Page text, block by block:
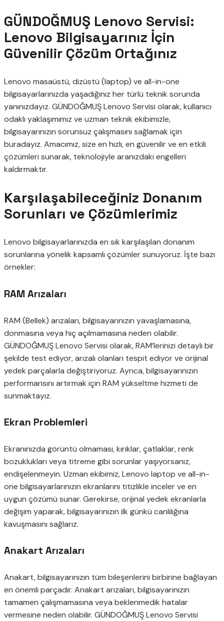
GÜNDOĞMUŞ Lenovo Servisi:
Lenovo Bilgisayarınız İçin
Güvenilir Çözüm Ortağınız
Lenovo masaüstü, dizüstü (laptop) ve all-in-one
bilgisayarlarınızda yaşadığınız her türlü teknik sorunda
yanınızdayız. GÜNDOĞMUŞ Lenovo Servisi olarak, kullanıcı
odaklı yaklaşımımız ve uzman teknik ekibimizle,
bilgisayarınızın sorunsuz çalışmasını sağlamak için
buradayız. Amacımız, size en hızlı, en güvenilir ve en etkili
çözümleri sunarak, teknolojiyle aranızdaki engelleri
kaldırmaktır.
Karşılaşabileceğiniz Donanım
Sorunları ve Çözümlerimiz
Lenovo bilgisayarlarınızda en sık karşılaşılan donanım
sorunlarına yönelik kapsamlı çözümler sunuyoruz. İşte bazı
örnekler:
RAM Arızaları
RAM (Bellek) arızaları, bilgisayarınızın yavaşlamasına,
donmasına veya hiç açılmamasına neden olabilir.
GÜNDOĞMUŞ Lenovo Servisi olarak, RAM’lerinizi detaylı bir
şekilde test ediyor, arızalı olanları tespit ediyor ve orijinal
yedek parçalarla değiştiriyoruz. Ayrıca, bilgisayarınızın
performansını artırmak için RAM yükseltme hizmeti de
sunmaktayız.
Ekran Problemleri
Ekranınızda görüntü olmaması, kırıklar, çatlaklar, renk
bozuklukları veya titreme gibi sorunlar yaşıyorsanız,
endişelenmeyin. Uzman ekibimiz, Lenovo laptop ve all-in-
one bilgisayarlarınızın ekranlarını titizlikle inceler ve en
uygun çözümü sunar. Gerekirse, orijinal yedek ekranlarla
değişim yaparak, bilgisayarınızın ilk günkü canlılığına
kavuşmasını sağlarız.
Anakart Arızaları
Anakart, bilgisayarınızın tüm bileşenlerini birbirine bağlayan
en önemli parçadır. Anakart arızaları, bilgisayarınızın
tamamen çalışmamasına veya beklenmedik hatalar
vermesine neden olabilir. GÜNDOĞMUŞ Lenovo Servisi